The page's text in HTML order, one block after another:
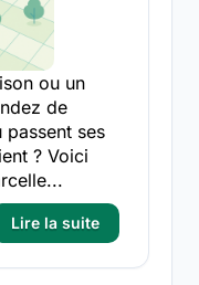
ou un
de
ses
? Voici
Lire la suite